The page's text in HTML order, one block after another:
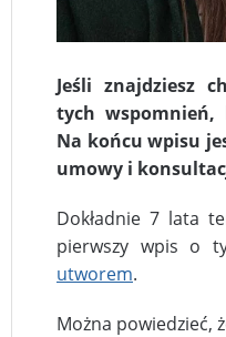
Jeśli znajdziesz
tych wspomnień,
Na końcu wpisu
umowy i
Dokładnie 7 lata
pierwszy wpis o
utworem.
Można powiedzieć,